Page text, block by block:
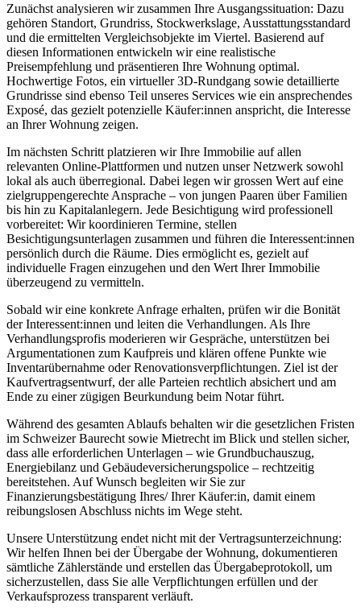
Zunächst analysieren wir zusammen Ihre Ausgangssituation: Dazu
gehören Standort, Grundriss, Stockwerkslage, Ausstattungsstandard
und die ermittelten Vergleichsobjekte im Viertel. Basierend auf
diesen Informationen entwickeln wir eine realistische
Preisempfehlung und präsentieren Ihre Wohnung optimal.
Hochwertige Fotos, ein virtueller 3D-Rundgang sowie detaillierte
Grundrisse sind ebenso Teil unseres Services wie ein ansprechendes
Exposé, das gezielt potenzielle Käufer:innen anspricht, die Interesse
an Ihrer Wohnung zeigen.
Im nächsten Schritt platzieren wir Ihre Immobilie auf allen
relevanten Online-Plattformen und nutzen unser Netzwerk sowohl
lokal als auch überregional. Dabei legen wir grossen Wert auf eine
zielgruppengerechte Ansprache – von jungen Paaren über Familien
bis hin zu Kapitalanlegern. Jede Besichtigung wird professionell
vorbereitet: Wir koordinieren Termine, stellen
Besichtigungsunterlagen zusammen und führen die Interessent:innen
persönlich durch die Räume. Dies ermöglicht es, gezielt auf
individuelle Fragen einzugehen und den Wert Ihrer Immobilie
überzeugend zu vermitteln.
Sobald wir eine konkrete Anfrage erhalten, prüfen wir die Bonität
der Interessent:innen und leiten die Verhandlungen. Als Ihre
Verhandlungsprofis moderieren wir Gespräche, unterstützen bei
Argumentationen zum Kaufpreis und klären offene Punkte wie
Inventarübernahme oder Renovationsverpflichtungen. Ziel ist der
Kaufvertragsentwurf, der alle Parteien rechtlich absichert und am
Ende zu einer zügigen Beurkundung beim Notar führt.
Während des gesamten Ablaufs behalten wir die gesetzlichen Fristen
im Schweizer Baurecht sowie Mietrecht im Blick und stellen sicher,
dass alle erforderlichen Unterlagen – wie Grundbuchauszug,
Energiebilanz und Gebäudeversicherungspolice – rechtzeitig
bereitstehen. Auf Wunsch begleiten wir Sie zur
Finanzierungsbestätigung Ihres/ Ihrer Käufer:in, damit einem
reibungslosen Abschluss nichts im Wege steht.
Unsere Unterstützung endet nicht mit der Vertragsunterzeichnung:
Wir helfen Ihnen bei der Übergabe der Wohnung, dokumentieren
sämtliche Zählerstände und erstellen das Übergabeprotokoll, um
sicherzustellen, dass Sie alle Verpflichtungen erfüllen und der
Verkaufsprozess transparent verläuft.